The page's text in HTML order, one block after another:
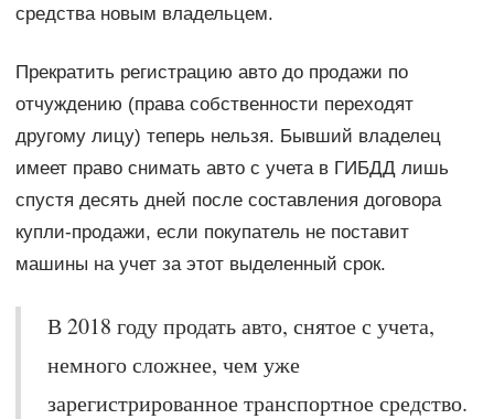
средства новым владельцем.
Прекратить регистрацию авто до продажи по
отчуждению (права собственности переходят
другому лицу) теперь нельзя. Бывший владелец
имеет право снимать авто с учета в ГИБДД лишь
спустя десять дней после составления договора
купли-продажи, если покупатель не поставит
машины на учет за этот выделенный срок.
В 2018 году продать авто, снятое с учета,
немного сложнее, чем уже
зарегистрированное транспортное средство.